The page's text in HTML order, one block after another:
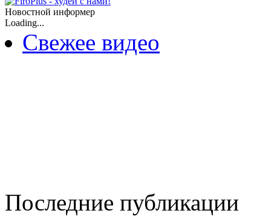
Новостной информер
Loading...
Свежее видео
Последние публикации